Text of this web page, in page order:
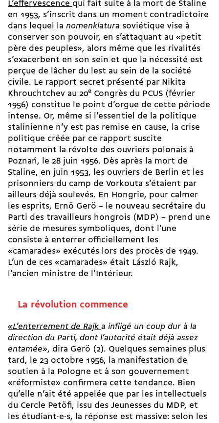
L’effervescence qui fait suite à la mort de Staline
en 1953, s’inscrit dans un moment contradictoire
dans lequel la nomenklatura soviétique vise à
conserver son pouvoir, en s’attaquant au «petit
père des peuples», alors même que les rivalités
s’exacerbent en son sein et que la nécessité est
perçue de lâcher du lest au sein de la société
civile. Le rapport secret présenté par Nikita
Khrouchtchev au 20e Congrès du PCUS (février
1956) constitue le point d’orgue de cette période
intense. Or, même si l’essentiel de la politique
stalinienne n’y est pas remise en cause, la crise
politique créée par ce rapport suscite
notamment la révolte des ouvriers polonais à
Poznań, le 28 juin 1956. Dès après la mort de
Staline, en juin 1953, les ouvriers de Berlin et les
prisonniers du camp de Vorkouta s’étaient par
ailleurs déjà soulevés. En Hongrie, pour calmer
les esprits, Ernö Gerö – le nouveau secrétaire du
Parti des travailleurs hongrois (MDP) – prend une
série de mesures symboliques, dont l’une
consiste à enterrer officiellement les
«camarades» exécutés lors des procès de 1949.
L’un de ces «camarades» était László Rajk,
l’ancien ministre de l’Intérieur.
La révolution commence
«L’enterrement de Rajk a infligé un coup dur à la
direction du Parti, dont l’autorité était déjà assez
entamée», dira Gerö (2). Quelques semaines plus
tard, le 23 octobre 1956, la manifestation de
soutien à la Pologne et à son gouvernement
«réformiste» confirmera cette tendance. Bien
qu’elle n’ait été appelée que par les intellectuels
du Cercle Petöfi, issu des Jeunesses du MDP, et
les étudiant·e·s, la réponse est massive: selon les